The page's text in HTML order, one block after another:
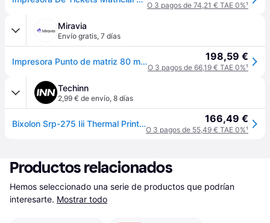
O 3 pagos de 74,21 € TAE 0%¹
Miravia
Envío gratis, 7 días
Impresora Punto de matriz 80 mm BIXOLON SRP-275IIIAOSG/BEG | Hasta 5,1 lps, 80 x 144, Negra 198,59 €
O 3 pagos de 66,19 € TAE 0%¹
Techinn
2,99 € de envío, 8 días
Bixolon Srp-275 Iii Thermal Printer Plateado One Size / EU Plug 220V 166,49 €
O 3 pagos de 55,49 € TAE 0%¹
Productos relacionados
Hemos seleccionado una serie de productos que podrían
interesarte. Mostrar todo